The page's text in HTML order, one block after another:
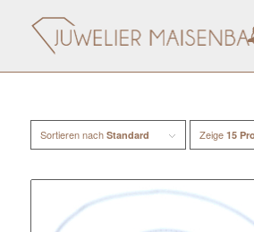
Sortieren nach Standard Zeige 15